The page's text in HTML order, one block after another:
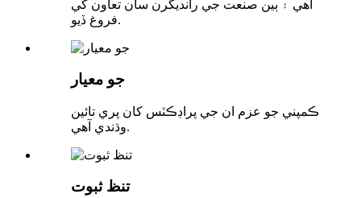
آهي ۽ ٻين صنعت جي رانديگرن سان تعاون کي
فروغ ڏيو.
جو معيار
ڪمپني جو عزم ان جي پراڊڪٽس کان پري تائين
وڌندي آهي.
تنظ ثبوت